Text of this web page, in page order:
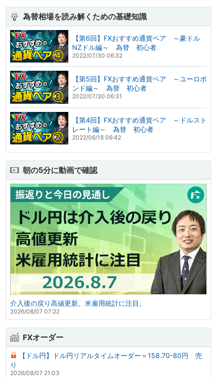
為替相場を読み解くための基礎知識
【第6回】FXおすすめ通貨ペア ～豪ドル
NZドル編～ 為替 初心者
2022/07/30 06:32
【第5回】FXおすすめ通貨ペア ～ユーロポ
ンド編～ 為替 初心者
2022/07/30 06:31
【第4回】FXおすすめ通貨ペア ～ドルスト
レート編～ 為替 初心者
2022/06/18 06:42
朝の5分に動画で確認
介入後の戻り高値更新。米雇用統計に注目。
2026/08/07 07:22
FXオーダー
【ドル円】ドル円リアルタイムオーダー＝158.70-80円 売
り
2026/08/07 21:03